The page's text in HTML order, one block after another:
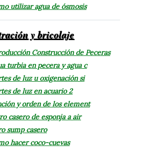
utilizar agua de ósmosis
y bricolaje
Construcción de Peceras
turbia en pecera y agua c
de luz u oxigenación si
de luz en acuario 2
y orden de los element
casero de esponja a air
sump casero
hacer coco-cuevas